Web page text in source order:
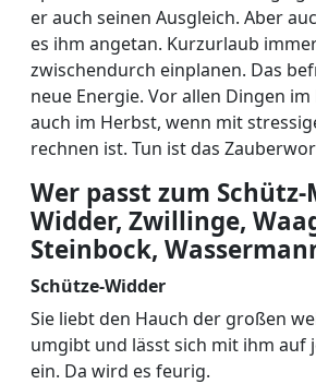
er auch seinen Ausgleich. Aber
es ihm angetan. Kurzurlaub
zwischendurch einplanen. Das
neue Energie. Vor allen Dingen
auch im Herbst, wenn mit
rechnen ist. Tun ist das
Wer passt zum Schütz-
Widder, Zwillinge,
Steinbock,
Schütze-Widder
Sie liebt den Hauch der großen
umgibt und lässt sich mit ihm auf
ein. Da wird es feurig.